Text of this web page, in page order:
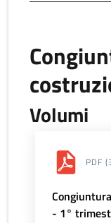
Volumi
PDF
- 1°